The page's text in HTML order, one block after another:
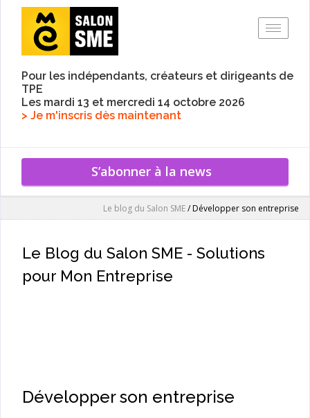
Pour les indépendants, créateurs et dirigeants de
TPE
Les mardi 13 et mercredi 14 octobre 2026
> Je m'inscris dès maintenant
S’abonner à la news
Le blog du Salon SME/Développer son entreprise
Le Blog du Salon SME - Solutions
pour Mon Entreprise
Développer son entreprise